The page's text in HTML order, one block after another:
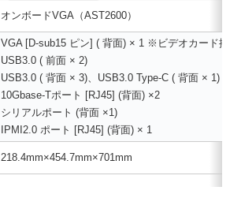
オンボードVGA（AST2600）
VGA [D-sub15 ピン] ( 背面) × 1 ※ビデオカード
USB3.0 ( 前面 × 2)
USB3.0 ( 背面 × 3)、USB3.0 Type-C ( 背面 × 1)
10Gbase-Tポート [RJ45] (背面) ×2
シリアルポート (背面 ×1)
IPMI2.0 ポート [RJ45] (背面) × 1
218.4mm×454.7mm×701mm